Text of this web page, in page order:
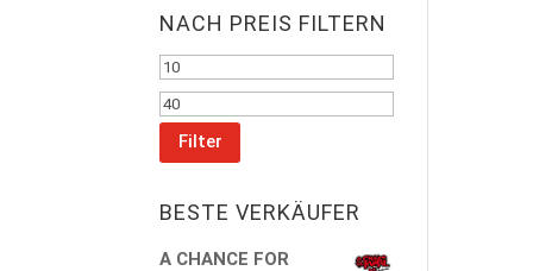
NACH PREIS FILTERN
Min.
Preis
Max.
PreisFilter
BESTE VERKÄUFER
A CHANCE FOR